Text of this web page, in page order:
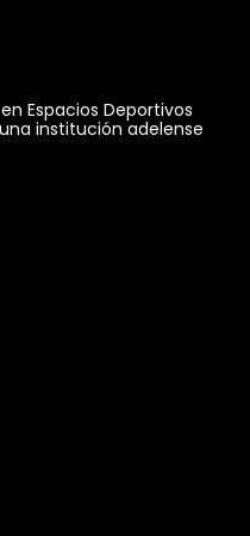
Espacios Deportivos
institución adelense